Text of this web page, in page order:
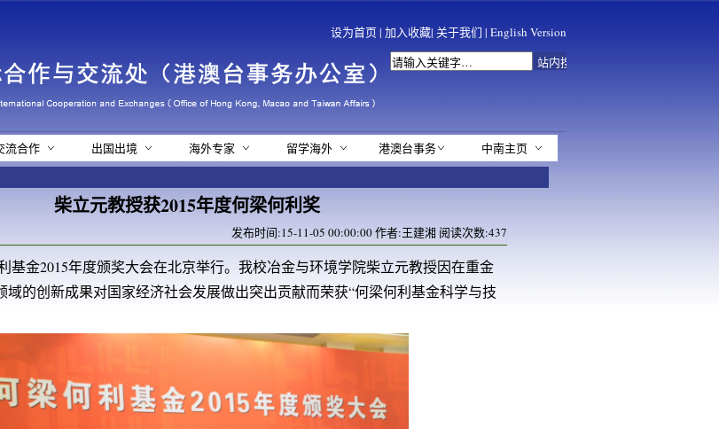
设为首页| 加入收藏| 关于我们 | English Version
流合作 出国出境 海外专家 留学海外 港澳台事务
中南主页
柴立元教授获2015年度何梁何利奖
发布时间:15-11-05 00:00:00 作者:王建湘 阅读次数:437
基金2015年度颁奖大会在北京举行。我校冶金与环境学院柴立元教授因在重金
域的创新成果对国家经济社会发展做出突出贡献而荣获“何梁何利基金科学与技